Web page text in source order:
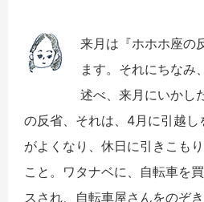
来月は『ホホホ座の
ます。それにちなみ、
述べ、来月にいかし
の反省、それは、4月に引越
がよくな り、休日に引きこも
こと。ワタナベに、自転車を
スされ、 自転車屋さんをのぞ